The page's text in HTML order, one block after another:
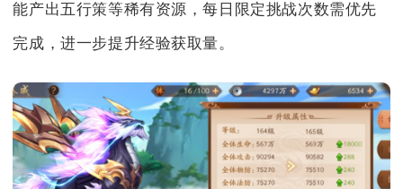
能产出五行策等稀有资源，每日限定挑战次数需优先
完成，进一步提升经验获取量。